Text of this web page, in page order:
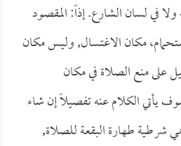
في لسان الشارع. إذاً: المقصود
مكان الاغتسال, وليس مكان
على منع الصلاة في مكان
يأتي الكلام عنه تفصيلاً إن شاء
هي شرطية طهارة البقعة للصلاة,